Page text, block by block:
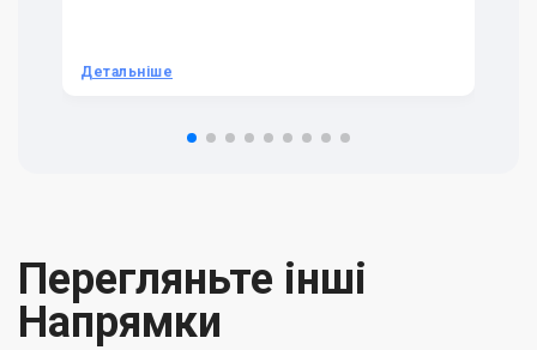
Детальніше
Перегляньте інші
Напрямки